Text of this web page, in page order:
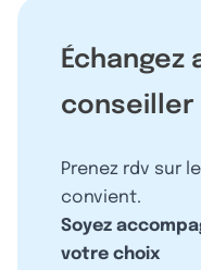
Échangez
conseiller
Prenez rdv sur
convient.
Soyez
votre choix